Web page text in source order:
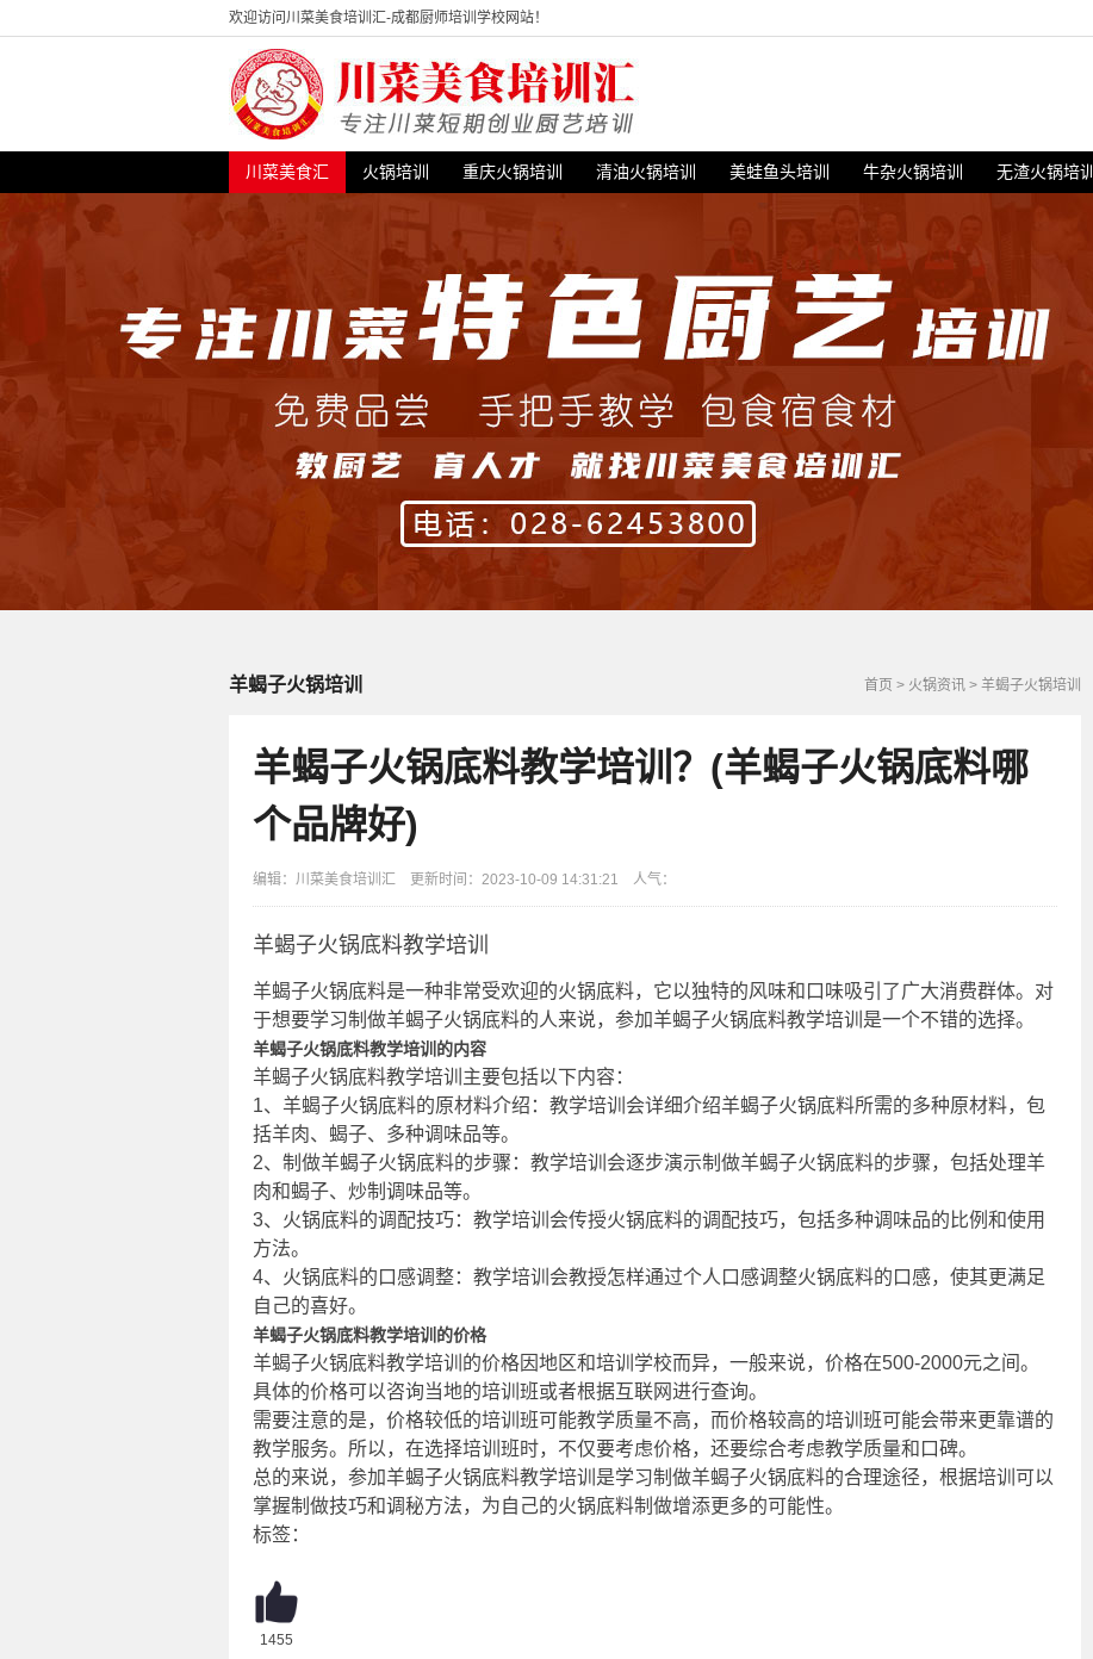
欢迎访问川菜美食培训汇-成都厨师培训学校网站！
川菜美食汇 火锅培训 重庆火锅培训 清油火锅培训 美蛙鱼头培训 牛杂火锅培训 无渣火锅培训
首页 > 火锅资讯 > 羊蝎子火锅培训
羊蝎子火锅培训
羊蝎子火锅底料教学培训？(羊蝎子火锅底料哪
个品牌好)
编辑：川菜美食培训汇 更新时间：2023-10-09 14:31:21 人气：
羊蝎子火锅底料教学培训
羊蝎子火锅底料是一种非常受欢迎的火锅底料，它以独特的风味和口味吸引了广大消费群体。对
于想要学习制做羊蝎子火锅底料的人来说，参加羊蝎子火锅底料教学培训是一个不错的选择。
羊蝎子火锅底料教学培训的内容
羊蝎子火锅底料教学培训主要包括以下内容：
1、羊蝎子火锅底料的原材料介绍：教学培训会详细介绍羊蝎子火锅底料所需的多种原材料，包
括羊肉、蝎子、多种调味品等。
2、制做羊蝎子火锅底料的步骤：教学培训会逐步演示制做羊蝎子火锅底料的步骤，包括处理羊
肉和蝎子、炒制调味品等。
3、火锅底料的调配技巧：教学培训会传授火锅底料的调配技巧，包括多种调味品的比例和使用
方法。
4、火锅底料的口感调整：教学培训会教授怎样通过个人口感调整火锅底料的口感，使其更满足
自己的喜好。
羊蝎子火锅底料教学培训的价格
羊蝎子火锅底料教学培训的价格因地区和培训学校而异，一般来说，价格在500-2000元之间。
具体的价格可以咨询当地的培训班或者根据互联网进行查询。
需要注意的是，价格较低的培训班可能教学质量不高，而价格较高的培训班可能会带来更靠谱的
教学服务。所以，在选择培训班时，不仅要考虑价格，还要综合考虑教学质量和口碑。
总的来说，参加羊蝎子火锅底料教学培训是学习制做羊蝎子火锅底料的合理途径，根据培训可以
掌握制做技巧和调秘方法，为自己的火锅底料制做增添更多的可能性。
标签：
1455